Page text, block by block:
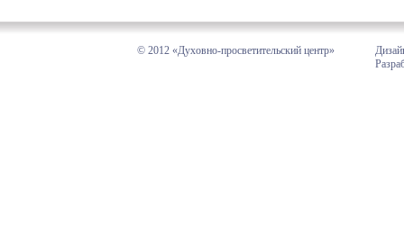
© 2012 «Духовно-просветительский центр»